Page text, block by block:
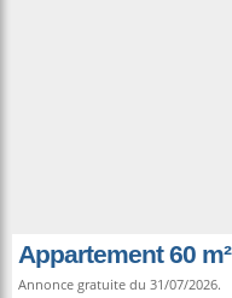
Appartement 60 m²
Annonce gratuite du 31/07/2026.